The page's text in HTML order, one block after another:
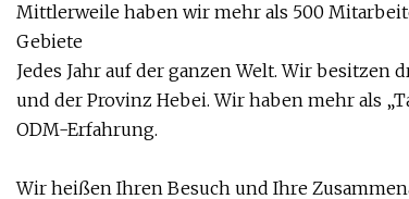
Mittlerweile haben wir mehr als 500
Gebiete
Jedes Jahr auf der ganzen Welt. Wir besitzen
und der Provinz Hebei. Wir haben mehr als
ODM-Erfahrung.
Wir heißen Ihren Besuch und Ihre